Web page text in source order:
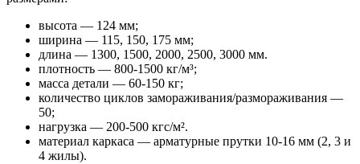
высота — 124 мм;
ширина — 115, 150, 175 мм;
длина — 1300, 1500, 2000, 2500, 3000 мм.
плотность — 800-1500 кг/м³;
масса детали — 60-150 кг;
количество циклов замораживания/размораживания —
50;
нагрузка — 200-500 кгс/м².
материал каркаса — арматурные прутки 10-16 мм (2, 3 и
4 жилы).